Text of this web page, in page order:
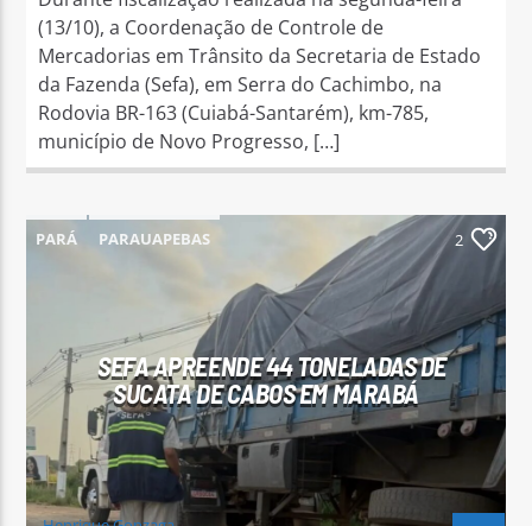
(13/10), a Coordenação de Controle de
Mercadorias em Trânsito da Secretaria de Estado
da Fazenda (Sefa), em Serra do Cachimbo, na
Rodovia BR-163 (Cuiabá-Santarém), km-785,
município de Novo Progresso, […]
PARÁ PARAUAPEBAS 2
SEFA APREENDE 44 TONELADAS DE
SUCATA DE CABOS EM MARABÁ